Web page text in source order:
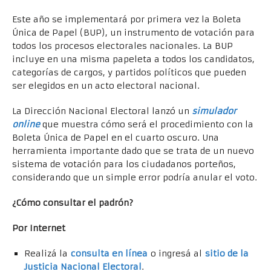
Este año se implementará por primera vez la Boleta
Única de Papel (BUP), un instrumento de votación para
todos los procesos electorales nacionales. La BUP
incluye en una misma papeleta a todos los candidatos,
categorías de cargos, y partidos políticos que pueden
ser elegidos en un acto electoral nacional.
La Dirección Nacional Electoral lanzó un simulador
onlineque muestra cómo será el procedimiento con la
Boleta Única de Papel en el cuarto oscuro. Una
herramienta importante dado que se trata de un nuevo
sistema de votación para los ciudadanos porteños,
considerando que un simple error podría anular el voto.
¿Cómo consultar el padrón?
Por Internet
Realizá la consulta en línea o ingresá al sitio de la
Justicia Nacional Electoral.